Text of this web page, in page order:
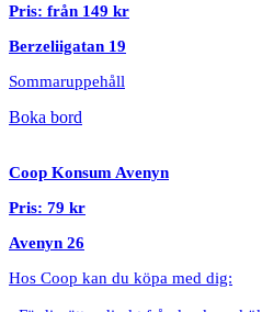
Pris: från 149 kr
Berzeliigatan 19
Sommaruppehåll
Boka bord
Coop Konsum Avenyn
Pris: 79 kr
Avenyn 26
Hos Coop kan du köpa med dig: